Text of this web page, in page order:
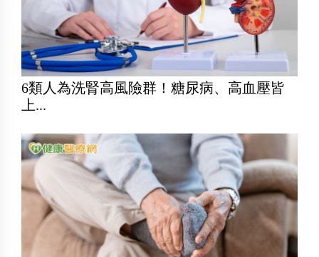
6類人為洗腎高風險群！糖尿病、高血壓皆
上...